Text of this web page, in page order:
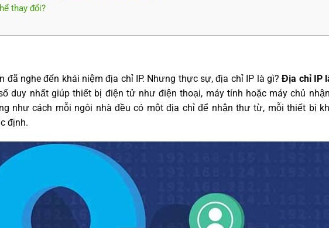
thay đổi?
đã nghe đến khái niệm địa chỉ IP. Nhưng thực sự, địa chỉ IP là gì?Địa chỉ IP
duy nhất giúp thiết bị điện tử như điện thoại, máy tính hoặc máy chủ
như cách mỗi ngôi nhà đều có một địa chỉ để nhận thư từ, mỗi thiết bị
định.